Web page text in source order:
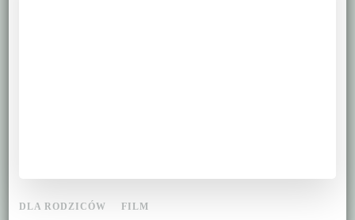
DLA RODZICÓW FILM